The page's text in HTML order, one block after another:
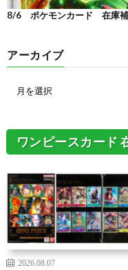
8/6 ポケモンカード 在庫補
アーカイブ
ワンピースカード
2026.08.07